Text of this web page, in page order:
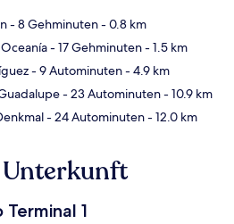
- 8 Gehminuten- 0.8 km
- 17 Gehminuten- 1.5 km
- 9 Autominuten- 4.9 km
- 23 Autominuten- 10.9 km
- 24 Autominuten- 12.0 km
Unterkunft
1